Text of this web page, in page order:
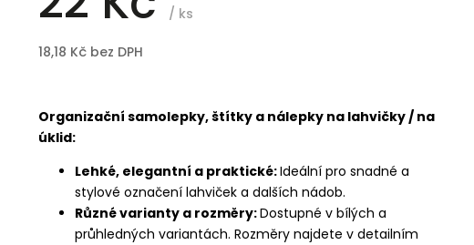
/ ks
18,18 Kč bez DPH
Organizační samolepky, štítky a nálepky na lahvičky / na
úklid:
Lehké, elegantní a praktické:Ideální pro snadné a
stylové označení lahviček a dalších nádob.
Různé varianty a rozměry:Dostupné v bílých a
průhledných variantách. Rozměry najdete v detailním